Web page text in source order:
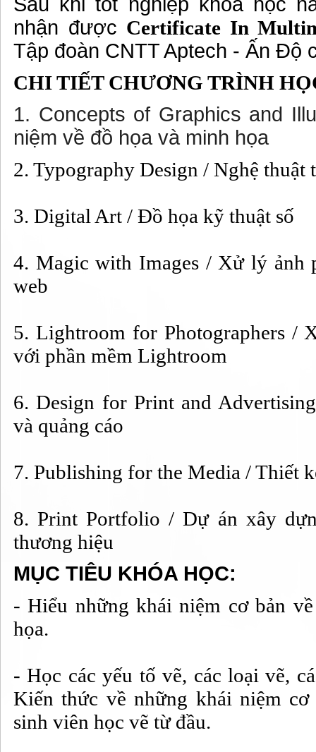
nhận được Certificate In
Tập đoàn CNTT Aptech - Ấn Độ
CHI TIẾT CHƯƠNG TRÌNH
1. Concepts of Graphics and
niệm về đồ họa và minh
2. Typography Design / Nghệ
3. Digital Art / Đồ họa kỹ thuật số
4. Magic with Images / Xử lý ảnh
web
5. Lightroom for Photographers /
với phần mềm Lightroom
6. Design for Print and
và quảng cáo
7. Publishing for the Media / Thiết
8. Print Portfolio / Dự án xây
thương hiệu
MỤC TIÊU KHÓA HỌC:
- Hiểu những khái niệm cơ bản
họa.
- Học các yếu tố vẽ, các loại vẽ,
Kiến thức về những khái niệm cơ
sinh viên học vẽ từ đầu.